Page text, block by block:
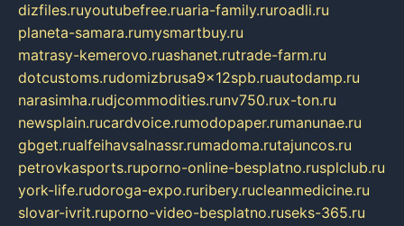
dizfiles.ruyoutubefree.ruaria-family.ruroadli.ru
planeta-samara.rumysmartbuy.ru
matrasy-kemerovo.ruashanet.rutrade-farm.ru
dotcustoms.rudomizbrusa9x12spb.ruautodamp.ru
narasimha.rudjcommodities.runv750.rux-ton.ru
newsplain.rucardvoice.rumodopaper.rumanunae.ru
gbget.rualfeihavsalnassr.rumadoma.rutajuncos.ru
petrovkasports.ruporno-online-besplatno.rusplclub.ru
york-life.rudoroga-expo.ruribery.rucleanmedicine.ru
slovar-ivrit.ruporno-video-besplatno.ruseks-365.ru